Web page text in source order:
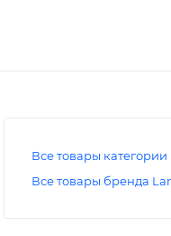
Все товары категории
Все товары бренда